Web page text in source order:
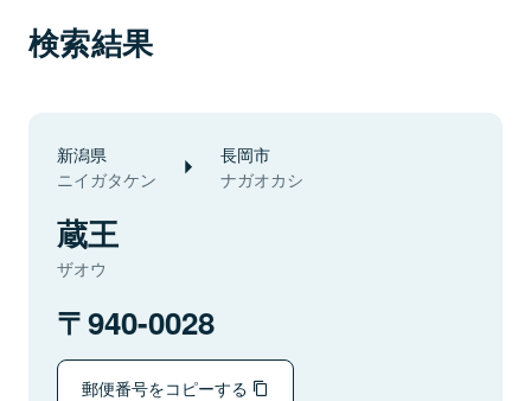
検索結果
新潟県
ニイガタケン
長岡市
ナガオカシ
蔵王
ザオウ
940-0028
郵便番号をコピーする